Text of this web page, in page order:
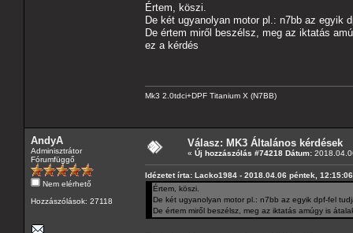
Értem, köszi.
De két ugyanolyan motor pl.: n7bb az egyik
De értem miről beszélsz, meg az iktatás
ez a kérdés
Mk3 2.0tdci+DPF Titanium X (N7BB)
AndyA
Adminisztrátor
Fórumfüggő
Nem elérhető
Hozzászólások: 27118
Válasz: MK3 Általános kérdések
« Új hozzászólás #74218 Dátum:
Idézetet írta: Lacko1984 - 2018.04.06 péntek, 12:15:06
Értem, köszi.
De két ugyanolyan motor pl.: n7bb az egyik dpf-fel
De értem miről beszélsz, meg az iktatás amúgy is